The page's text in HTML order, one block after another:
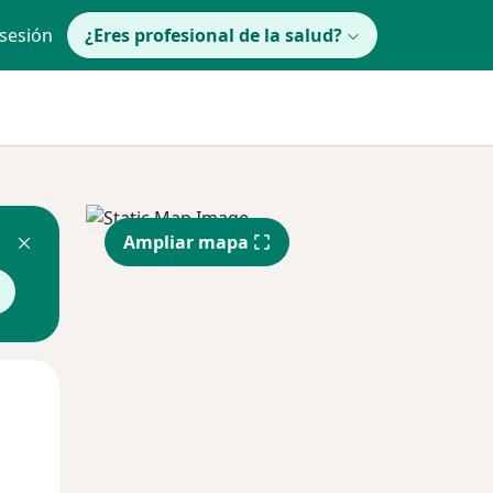
¿Eres profesional de la salud?
Ampliar mapa